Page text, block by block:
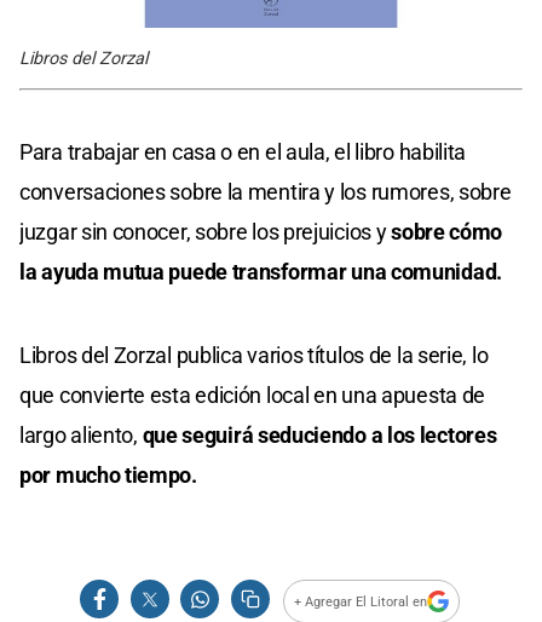
Libros del Zorzal
Para trabajar en casa o en el aula, el libro habilita
conversaciones sobre la mentira y los rumores, sobre
juzgar sin conocer, sobre los prejuicios ysobre cómo
la ayuda mutua puede transformar una comunidad.
Libros del Zorzal publica varios títulos de la serie, lo
que convierte esta edición local en una apuesta de
largo aliento, que seguirá seduciendo a los lectores
por mucho tiempo.
+ Agregar El Litoral en